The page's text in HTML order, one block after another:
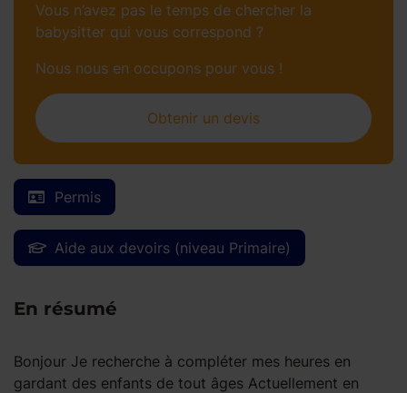
Permis
Aide aux devoirs (niveau Primaire)
En résumé
Bonjour Je recherche à compléter mes heures en
gardant des enfants de tout âges Actuellement en
Vous n’avez pas le temps de chercher la
babysitter qui vous correspond ?
Nous nous en occupons pour vous !
Obtenir un devis